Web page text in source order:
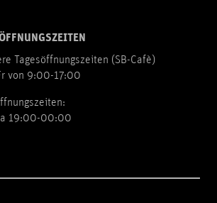
Tagesöffnungszeiten (SB-Cafè)
von 9:00-17:00
19:00-00:00